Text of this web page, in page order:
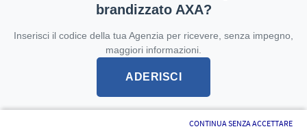
CONTINUA SENZA ACCETTARE
brandizzato AXA?
Inserisci il codice della tua Agenzia per ricevere, senza impegno,
maggiori informazioni.
ADERISCI